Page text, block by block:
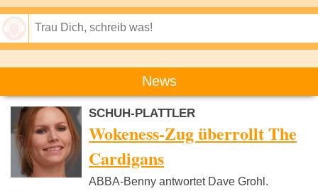
News
SCHUH-PLATTLER
Wokeness-Zug überrollt The
Cardigans
ABBA-Benny antwortet Dave Grohl.